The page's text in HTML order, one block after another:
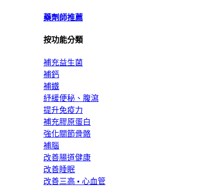
藥劑師推薦
按功能分類
補充益生菌
補鈣
補鐵
紓緩便秘、腹瀉
提升免疫力
補充膠原蛋白
強化關節骨骼
補腦
改善腸道健康
改善睡眠
改善三高 • 心血管